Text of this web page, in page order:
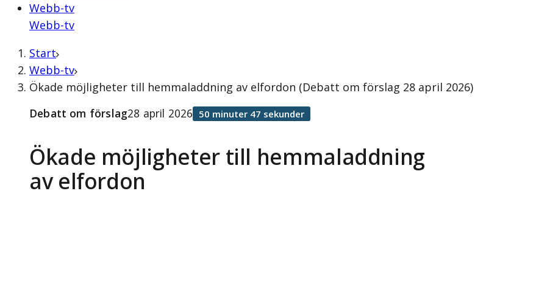
Webb-tv
Webb-tv
Start
Webb-tv
Ökade möjligheter till hemmaladdning av elfordon (Debatt om förslag 28 april 2026)
Ökade möjligheter till hemmaladdning
av elfordon
Debatt om förslag28 april 2026 50 minuter 47 sekunder